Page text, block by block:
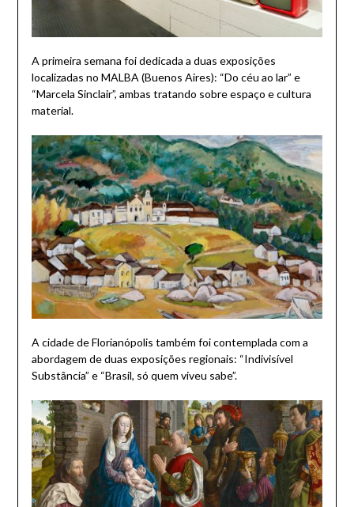
A primeira semana foi dedicada a duas exposições
localizadas no MALBA (Buenos Aires): “Do céu ao lar” e
“Marcela Sinclair”, ambas tratando sobre espaço e cultura
material.
A cidade de Florianópolis também foi contemplada com a
abordagem de duas exposições regionais: “Indivisível
Substância” e “Brasil, só quem viveu sabe”.